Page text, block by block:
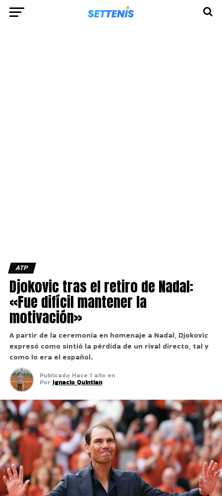
ATP
Djokovic tras el retiro de Nadal:
«Fue difícil mantener la
motivación»
A partir de la ceremonia en homenaje a Nadal, Djokovic
expresó como sintió la pérdida de un rival directo, tal y
como lo era el español.
Publicado Hace 1 año en
Por Ignacio Quintian